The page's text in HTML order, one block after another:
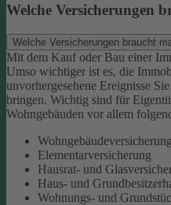
Welche Versicherungen
Welche Versicherungen braucht
Mit dem Kauf oder Bau einer
Umso wichtiger ist es, die
unvorhergesehene Ereignisse
bringen. Wichtig sind für
Wohngebäuden vor allem
Wohngebäudeversicherung
Elementarversicherung
Hausrat- und
Haus- und
Wohnungs- und